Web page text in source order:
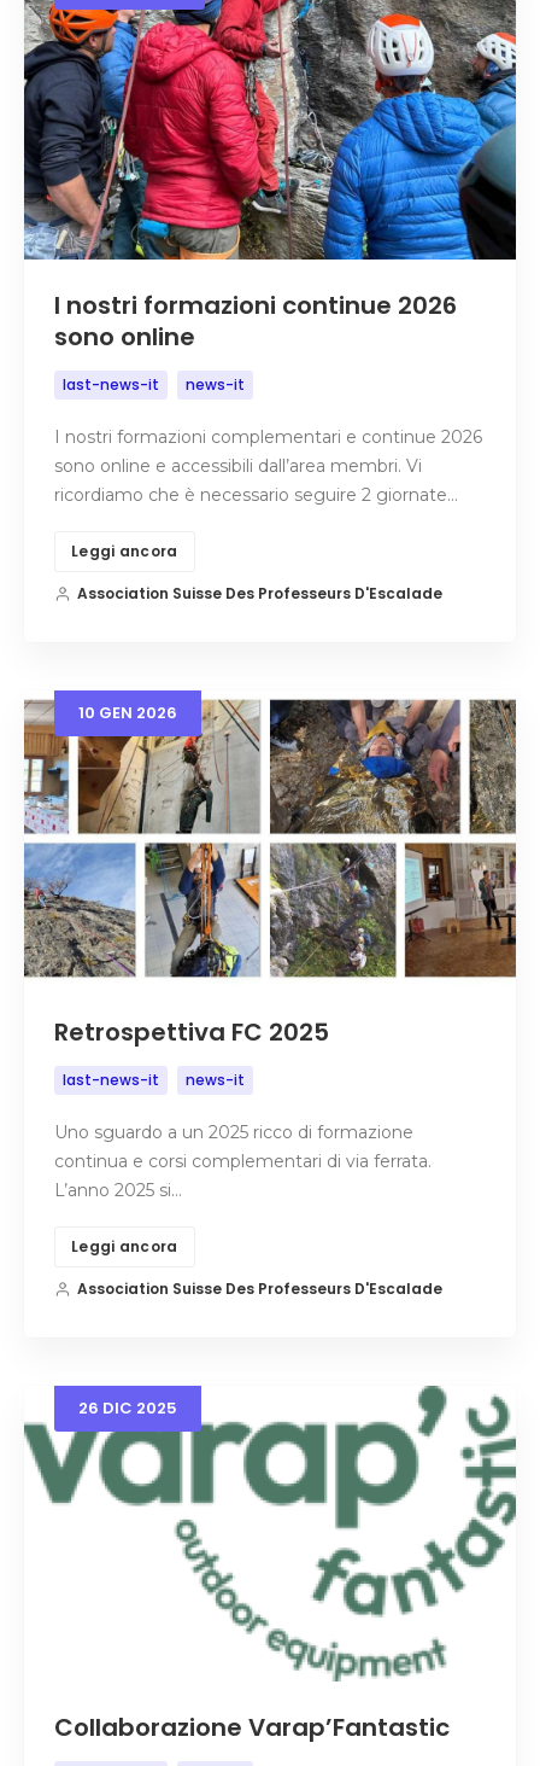
I nostri formazioni continue 2026
sono online
last-news-it news-it
I nostri formazioni complementari e continue 2026
sono online e accessibili dall’area membri. Vi
ricordiamo che è necessario seguire 2 giornate…
Leggi ancora
Association Suisse Des Professeurs D'Escalade
10 GEN 2026
Retrospettiva FC 2025
last-news-it news-it
Uno sguardo a un 2025 ricco di formazione
continua e corsi complementari di via ferrata.
L’anno 2025 si…
Leggi ancora
Association Suisse Des Professeurs D'Escalade
26 DIC 2025
Collaborazione Varap’Fantastic